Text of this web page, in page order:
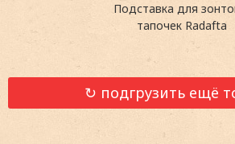
Подставка для
тапочек Radafta
↻ подгрузить ещё